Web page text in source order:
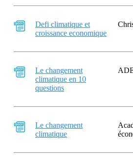
Defi climatique et
croissance economique
Le changement
climatique en 10
questions
Le changement
climatique